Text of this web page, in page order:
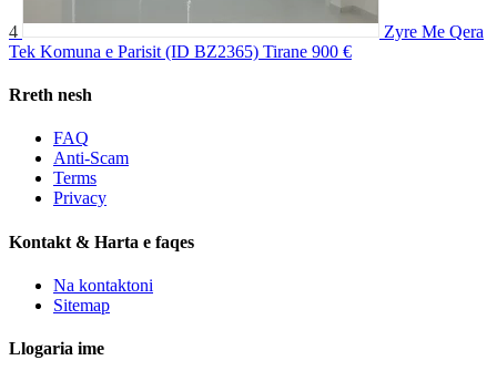
4
Zyre Me Qera
Tek Komuna e Parisit (ID BZ2365) Tirane 900 €
Rreth nesh
FAQ
Anti-Scam
Terms
Privacy
Kontakt & Harta e faqes
Na kontaktoni
Sitemap
Llogaria ime